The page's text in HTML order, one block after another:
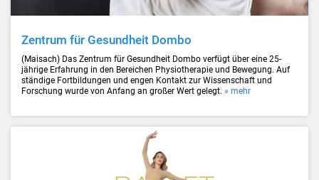
Zentrum für Gesundheit Dombo
(Maisach) Das Zentrum für Gesundheit Dombo verfügt über eine 25-
jährige Erfahrung in den Bereichen Physiotherapie und Bewegung. Auf
ständige Fortbildungen und engen Kontakt zur Wissenschaft und
Forschung wurde von Anfang an großer Wert gelegt. » mehr